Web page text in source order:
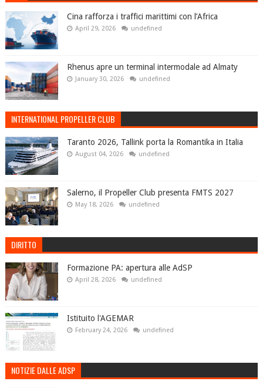
Cina rafforza i traffici marittimi con l’Africa
April 29, 2026 undefined
Rhenus apre un terminal intermodale ad Almaty
January 30, 2026 undefined
INTERNATIONAL PROPELLER CLUB
Taranto 2026, Tallink porta la Romantika in Italia
August 04, 2026 undefined
Salerno, il Propeller Club presenta FMTS 2027
May 18, 2026 undefined
DIRITTO
Formazione PA: apertura alle AdSP
April 28, 2026 undefined
Istituito l'AGEMAR
February 24, 2026 undefined
NOTIZIE DALLE ADSP